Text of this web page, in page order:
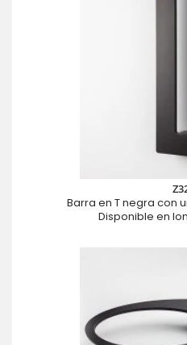
Barra en T negra con
Disponible en